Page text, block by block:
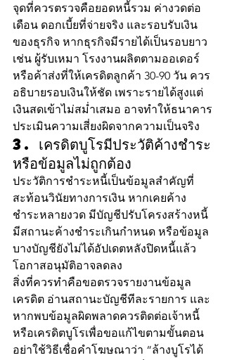
จุดที่ควรตรวจคือยอดหนี้รวม ค่างวดต่อ
เดือน ดอกเบี้ยที่จ่ายจริง และรอบรับเงิน
ของธุรกิจ หากธุรกิจมีรายได้เป็นรอบยาว
เช่น ผู้รับเหมา โรงงานผลิตตามออเดอร์
หรือค้าส่งที่ให้เครดิตลูกค้า 30-90 วัน ควร
อธิบายรอบเงินให้ชัด เพราะรายได้สูงแต่
เงินสดเข้าไม่สม่ำเสมอ อาจทำให้ธนาคาร
ประเมินความเสี่ยงผิดจากความเป็นจริง
3. เครดิตบูโรมีประวัติค้างชำระ
หรือข้อมูลไม่ถูกต้อง
ประวัติการชำระหนี้เป็นข้อมูลสำคัญที่
สะท้อนวินัยทางการเงิน หากเคยค้าง
ชำระหลายงวด มีบัญชีปรับโครงสร้างหนี้
มีสถานะค้างชำระเกินกำหนด หรือข้อมูล
บางบัญชียังไม่ได้อัปเดตหลังปิดหนี้แล้ว
โอกาสอนุมัติอาจลดลง
สิ่งที่ควรทำคือขอตรวจรายงานข้อมูล
เครดิต อ่านสถานะบัญชีทีละรายการ และ
หากพบข้อมูลผิดพลาดควรติดต่อเจ้าหนี้
หรือเครดิตบูโรเพื่อขอแก้ไขตามขั้นตอน
อย่าใช้วิธีเชื่อคำโฆษณาว่า “ล้างบูโรได้